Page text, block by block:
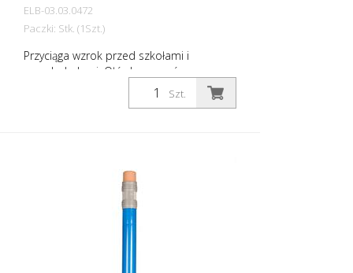
ELB-03.03.0472
Paczki: Stk. (1Szt.)
Przyciąga wzrok przed szkołami i
przedszkolami. Ołówkowy wzór
natychmiast wizualizuje, że jest to obszar,
w którym przebywają dzieci. Podnosi to
uziemienia - PZ 1 - w zestawie Zalety
elastycznych słupków plastikowych: -
Elastyczne, a tym samym odporne na
kolizje - Zapobiega uszkodzeniu pojazdu
w przypadku kolizji - Brak konieczności
naprawy słupka lub pojazdu - Zwiększa
Szt.